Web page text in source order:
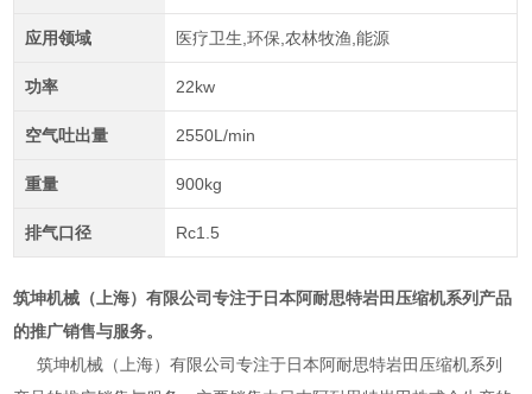
应用领域 医疗卫生,环保,农林牧渔,能源
功率 22kw
空气吐出量 2550L/min
重量 900kg
排气口径 Rc1.5
筑坤机械（上海）有限公司专注于日本阿耐思特岩田压缩机系列产品
的推广销售与服务。
筑坤机械（上海）有限公司专注于日本阿耐思特岩田压缩机系列